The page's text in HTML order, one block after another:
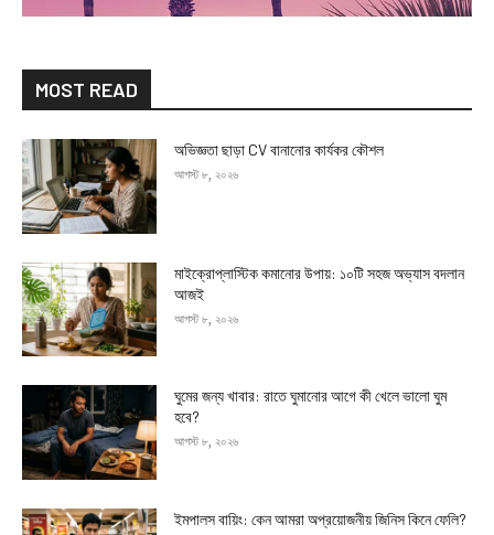
MOST READ
অভিজ্ঞতা ছাড়া CV বানানোর কার্যকর কৌশল
আগস্ট ৮, ২০২৬
মাইক্রোপ্লাস্টিক কমানোর উপায়: ১০টি সহজ অভ্যাস বদলান
আজই
আগস্ট ৮, ২০২৬
ঘুমের জন্য খাবার: রাতে ঘুমানোর আগে কী খেলে ভালো ঘুম
হবে?
আগস্ট ৮, ২০২৬
ইমপালস বায়িং: কেন আমরা অপ্রয়োজনীয় জিনিস কিনে ফেলি?